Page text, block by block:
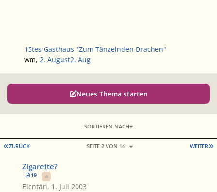
15tes Gasthaus "Zum Tänzelnden Drachen"
wm,2. August2. Aug
Neues Thema starten
ERSTE SEITE
ZURÜCK WEITER
SEITE 2 VON 14
SORTIEREN NACH
Zigarette?
19
Elentári, 1. Juli 2003